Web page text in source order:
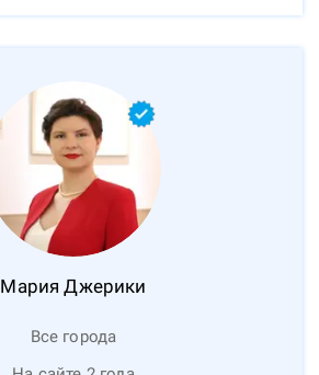
Мария Джерики
Все города